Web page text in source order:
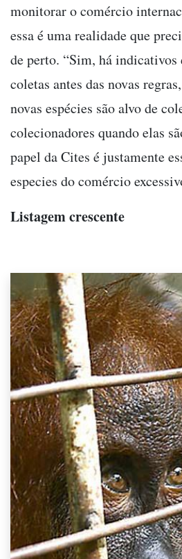
monitorar o comércio
essa é uma realidade que
de perto. “Sim, há indicativos
coletas antes das novas
novas espécies são alvo de
colecionadores quando elas
papel da Cites é justamente
especies do comércio
Listagem crescente